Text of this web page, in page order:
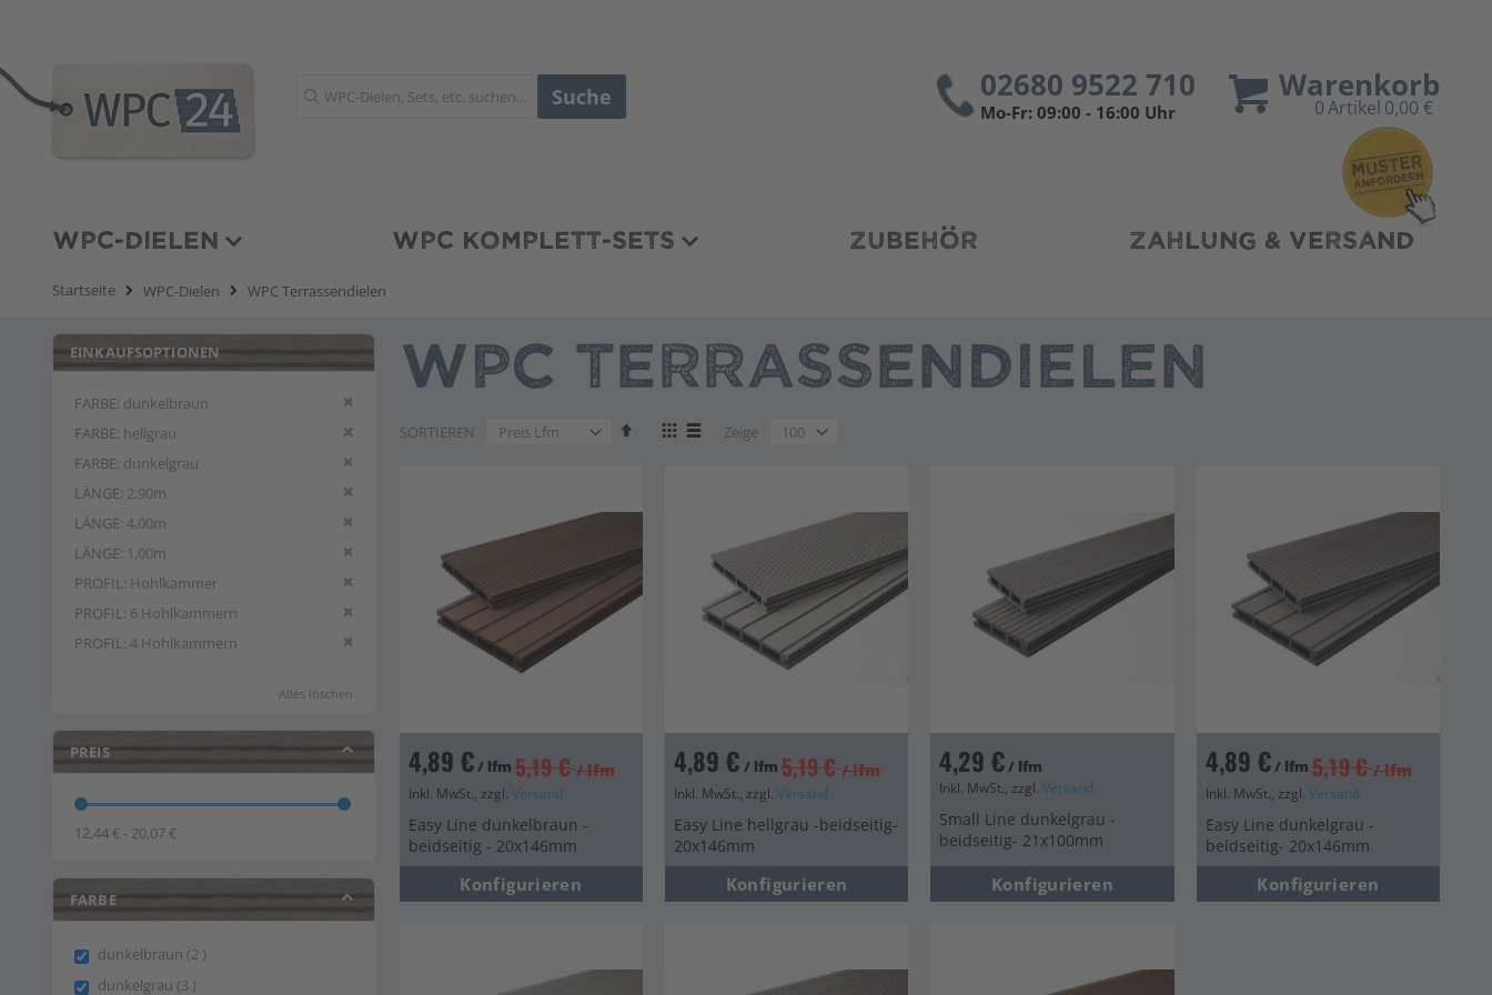
Warenkorb
0Artikel 0,00 €
Suche 02680 9522 710
Mo-Fr: 09:00 - 16:00 Uhr
WPC-DIELEN WPC KOMPLETT-SETS ZUBEHÖR ZAHLUNG & VERSAND
Startseite WPC-Dielen WPC Terrassendielen
WPC TERRASSENDIELEN
SORTIEREN
AbsteigendAnzeigen
Zeige
4,89 €/ lfm 5,19 € / lfm
Inkl. MwSt., zzgl. Versand
Easy Line dunkelbraun -
beidseitig - 20x146mm
Konfigurieren
4,89 € / lfm5,19 € / lfm
Inkl. MwSt., zzgl. Versand
Easy Line hellgrau -beidseitig-
20x146mm
Konfigurieren
4,29 €/ lfm
Inkl. MwSt., zzgl.Versand
Small Line dunkelgrau -
beidseitig- 21x100mm
Konfigurieren
4,89 €/ lfm 5,19 € / lfm
Inkl. MwSt., zzgl. Versand
Easy Line dunkelgrau -
beidseitig- 20x146mm
Konfigurieren
EINKAUFSOPTIONEN
FARBE dunkelbraun
Diesen Artikel entfernen
FARBE hellgrau
Diesen Artikel entfernen
FARBE dunkelgrau
Diesen Artikel entfernen
LÄNGE 2,90m
Diesen Artikel entfernen
LÄNGE 4,00m
Diesen Artikel entfernen
LÄNGE 1,00m
Diesen Artikel entfernen
PROFIL Hohlkammer
Diesen Artikel entfernen
PROFIL 6 Hohlkammern
Diesen Artikel entfernen
PROFIL 4 Hohlkammern Diesen Artikel entfernen
Alles löschen
PREIS
12,44 € - 20,07 €
FARBE
dunkelbraun 2 items
dunkelgrau 3 items